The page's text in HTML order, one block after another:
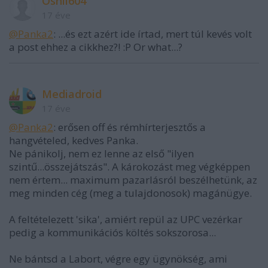
@Panka2: ...és ezt azért ide írtad, mert túl kevés volt
a post ehhez a cikkhez?! :P Or what...?
Mediadroid
@Panka2: erősen off és rémhírterjesztős a
hangvételed, kedves Panka.
Ne pánikolj, nem ez lenne az első "ilyen
szintű...összejátszás". A károkozást meg végképpen
nem értem... maximum pazarlásról beszélhetünk, az
meg minden cég (meg a tulajdonosok) magánügye.
A feltételezett 'sika', amiért repül az UPC vezérkar
pedig a kommunikációs költés sokszorosa...
Ne bántsd a Labort, végre egy ügynökség, ami